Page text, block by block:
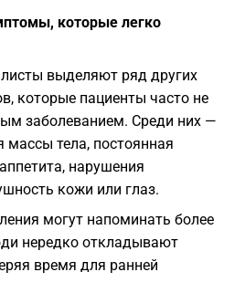
которые легко
выделяют ряд других
которые пациенты часто не
заболеванием. Среди них —
массы тела, постоянная
нарушения
кожи или глаз.
могут напоминать более
нередко откладывают
время для ранней